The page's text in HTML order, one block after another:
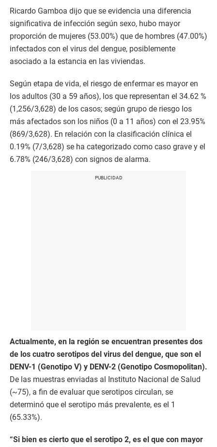
Ricardo Gamboa dijo que se evidencia una diferencia
significativa de infección según sexo, hubo mayor
proporción de mujeres (53.00%) que de hombres (47.00%)
infectados con el virus del dengue, posiblemente
asociado a la estancia en las viviendas.
Según etapa de vida, el riesgo de enfermar es mayor en
los adultos (30 a 59 años), los que representan el 34.62 %
(1,256/3,628) de los casos; según grupo de riesgo los
más afectados son los niños (0 a 11 años) con el 23.95%
(869/3,628). En relación con la clasificación clínica el
0.19% (7/3,628) se ha categorizado como caso grave y el
6.78% (246/3,628) con signos de alarma.
Actualmente, en la región se encuentran presentes dos
de los cuatro serotipos del virus del dengue, que son el
DENV-1 (Genotipo V) y DENV-2 (Genotipo Cosmopolitan).
De las muestras enviadas al Instituto Nacional de Salud
(~75), a fin de evaluar que serotipos circulan, se
determinó que el serotipo más prevalente, es el 1
(65.33%).
“Si bien es cierto que el serotipo 2, es el que con mayor